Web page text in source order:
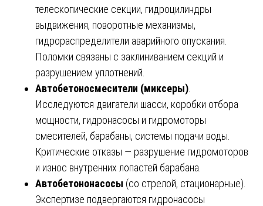
телескопические секции, гидроцилиндры
выдвижения, поворотные механизмы,
гидрораспределители аварийного опускания.
Поломки связаны с заклиниванием секций и
разрушением уплотнений.
Автобетоносмесители (миксеры)
Исследуются двигатели шасси, коробки отбора
мощности, гидронасосы и гидромоторы
смесителей, барабаны, системы подачи воды.
Критические отказы — разрушение гидромоторов
и износ внутренних лопастей барабана.
Автобетононасосы (со стрелой, стационарные).
Экспертизе подвергаются гидронасосы